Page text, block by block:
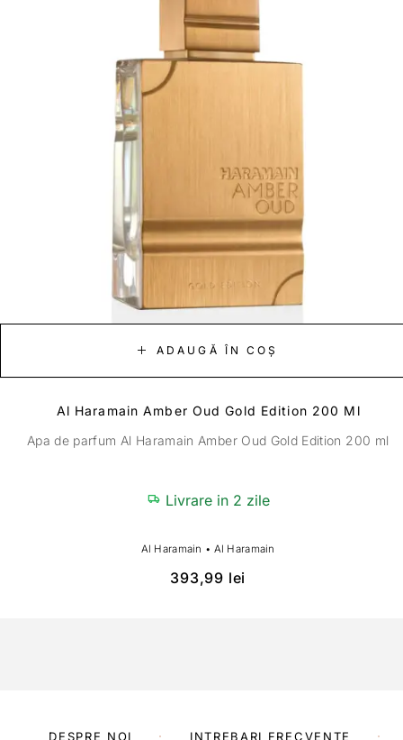
ADAUGĂ ÎN COȘ
Al Haramain Amber Oud Gold Edition 200 Ml
Apa de parfum Al Haramain Amber Oud Gold Edition 200 ml
Livrare in 2 zile
Al Haramain • Al Haramain
393,99 lei
DESPRE NOI INTREBARI FRECVENTE